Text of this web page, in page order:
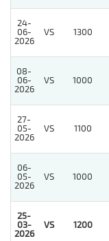
24-
06-
2026
VS 1300
08-
06-
2026
VS 1000
27-
05-
2026
VS 1100
06-
05-
2026
VS 1000
25-
03-
2026
VS 1200